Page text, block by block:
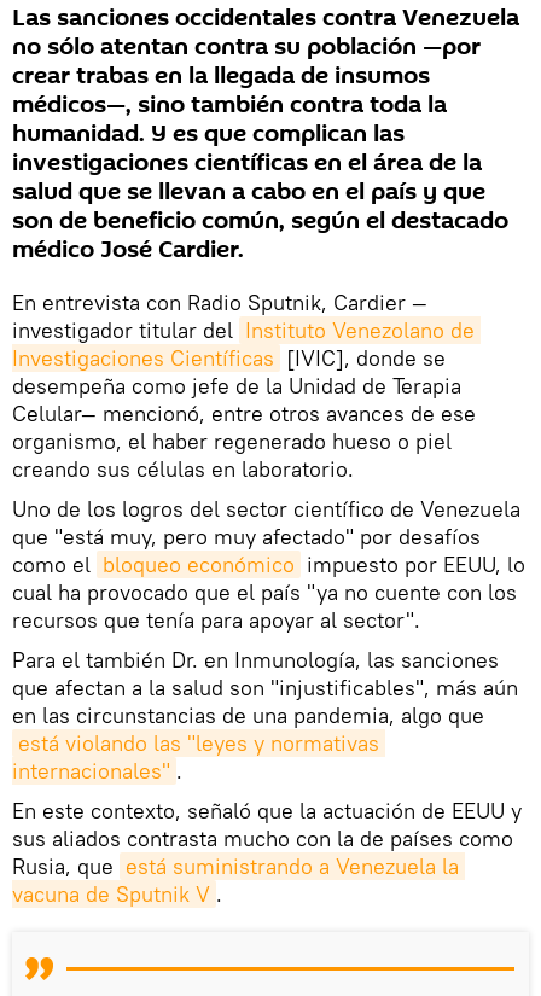
Las sanciones occidentales contra Venezuela
no sólo atentan contra su población —por
crear trabas en la llegada de insumos
médicos—, sino también contra toda la
humanidad. Y es que complican las
investigaciones científicas en el área de la
salud que se llevan a cabo en el país y que
son de beneficio común, según el destacado
médico José Cardier.
En entrevista con Radio Sputnik, Cardier —
investigador titular del Instituto Venezolano de
Investigaciones Científicas [IVIC], donde se
desempeña como jefe de la Unidad de Terapia
Celular— mencionó, entre otros avances de ese
organismo, el haber regenerado hueso o piel
creando sus células en laboratorio.
Uno de los logros del sector científico de Venezuela
que "está muy, pero muy afectado" por desafíos
como el bloqueo económico impuesto por EEUU, lo
cual ha provocado que el país "ya no cuente con los
recursos que tenía para apoyar al sector".
Para el también Dr. en Inmunología, las sanciones
que afectan a la salud son "injustificables", más aún
en las circunstancias de una pandemia, algo que
está violando las "leyes y normativas
internacionales" .
En este contexto, señaló que la actuación de EEUU y
sus aliados contrasta mucho con la de países como
Rusia, que está suministrando a Venezuela la
vacuna de Sputnik V .